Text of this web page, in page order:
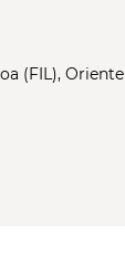
(FIL), Oriente